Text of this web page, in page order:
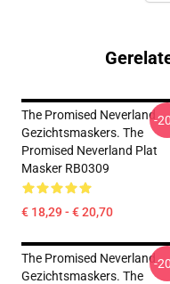
The Promised Neverland
Gezichtsmaskers. The
Promised Neverland Plat
Masker RB0309
€ 18,29 - € 20,70
-
The Promised Neverland
Gezichtsmaskers. The
-